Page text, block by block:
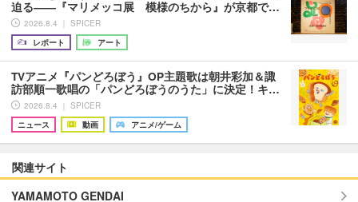
迫る――『マリメッコ展 模様のちから』が京都で…
2026.8.4 ｜ SPICER
レポート
アート
TVアニメ『パンどろぼう』OP主題歌は朝井彩加＆諏
訪部順一歌唱の「パンどろぼうのうた」に決定！キ…
2026.8.4 ｜ SPICER
ニュース
動画 アニメ/ゲーム
関連サイト
YAMAMOTO GENDAI